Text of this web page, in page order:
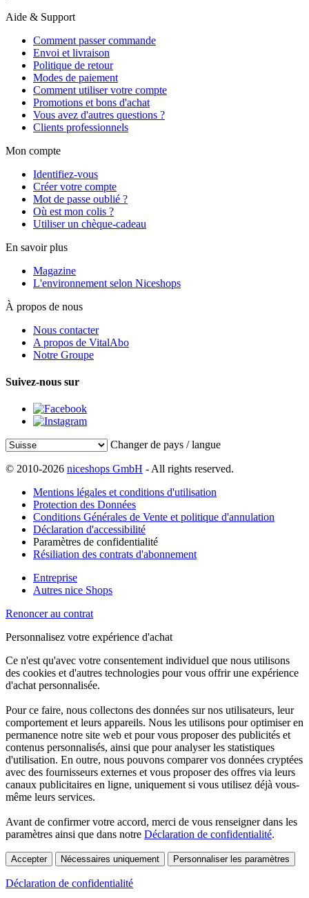
Aide & Support
Comment passer commande
Envoi et livraison
Politique de retour
Modes de paiement
Comment utiliser votre compte
Promotions et bons d'achat
Vous avez d'autres questions ?
Clients professionnels
Mon compte
Identifiez-vous
Créer votre compte
Mot de passe oublié ?
Où est mon colis ?
Utiliser un chèque-cadeau
En savoir plus
Magazine
L'environnement selon Niceshops
À propos de nous
Nous contacter
A propos de VitalAbo
Notre Groupe
Suivez-nous sur
Changer de pays / langue
© 2010-2026 niceshops GmbH - All rights reserved.
Mentions légales et conditions d'utilisation
Protection des Données
Conditions Générales de Vente et politique d'annulation
Déclaration d'accessibilité
Paramètres de confidentialité
Résiliation des contrats d'abonnement
Entreprise
Autres nice Shops
Renoncer au contrat
Personnalisez votre expérience d'achat
Ce n'est qu'avec votre consentement individuel que nous utilisons
des cookies et d'autres technologies pour vous offrir une expérience
d'achat personnalisée.
Pour ce faire, nous collectons des données sur nos utilisateurs, leur
comportement et leurs appareils. Nous les utilisons pour optimiser en
permanence notre site web et pour vous proposer des publicités et
contenus personnalisés, ainsi que pour analyser les statistiques
d'utilisation. En outre, nous pouvons comparer vos données cryptées
avec des fournisseurs externes et vous proposer des offres via leurs
canaux publicitaires en ligne, uniquement si vous utilisez déjà vous-
même leurs services.
Avant de confirmer votre accord, merci de vous renseigner dans les
paramètres ainsi que dans notre Déclaration de confidentialité.
Accepter Nécessaires uniquement Personnaliser les paramètres
Déclaration de confidentialité